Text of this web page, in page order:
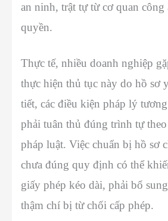
an ninh, trật tự từ cơ quan công
quyền.
Thực tế, nhiều doanh nghiệp
thực hiện thủ tục này do hồ sơ
tiết, các điều kiện pháp lý
phải tuân thủ đúng trình tự
pháp luật. Việc chuẩn bị hồ sơ
chưa đúng quy định có thể
giấy phép kéo dài, phải bổ
thậm chí bị từ chối cấp phép.